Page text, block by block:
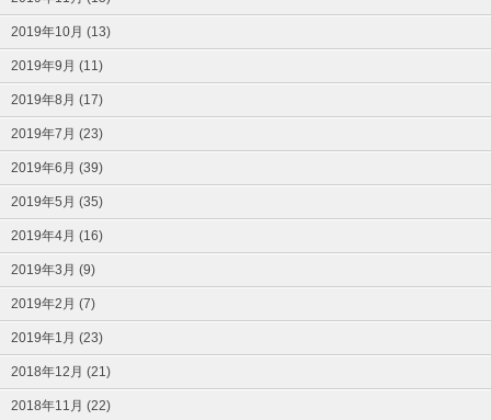
2019年10月 (13)
2019年9月 (11)
2019年8月 (17)
2019年7月 (23)
2019年6月 (39)
2019年5月 (35)
2019年4月 (16)
2019年3月 (9)
2019年2月 (7)
2019年1月 (23)
2018年12月 (21)
2018年11月 (22)